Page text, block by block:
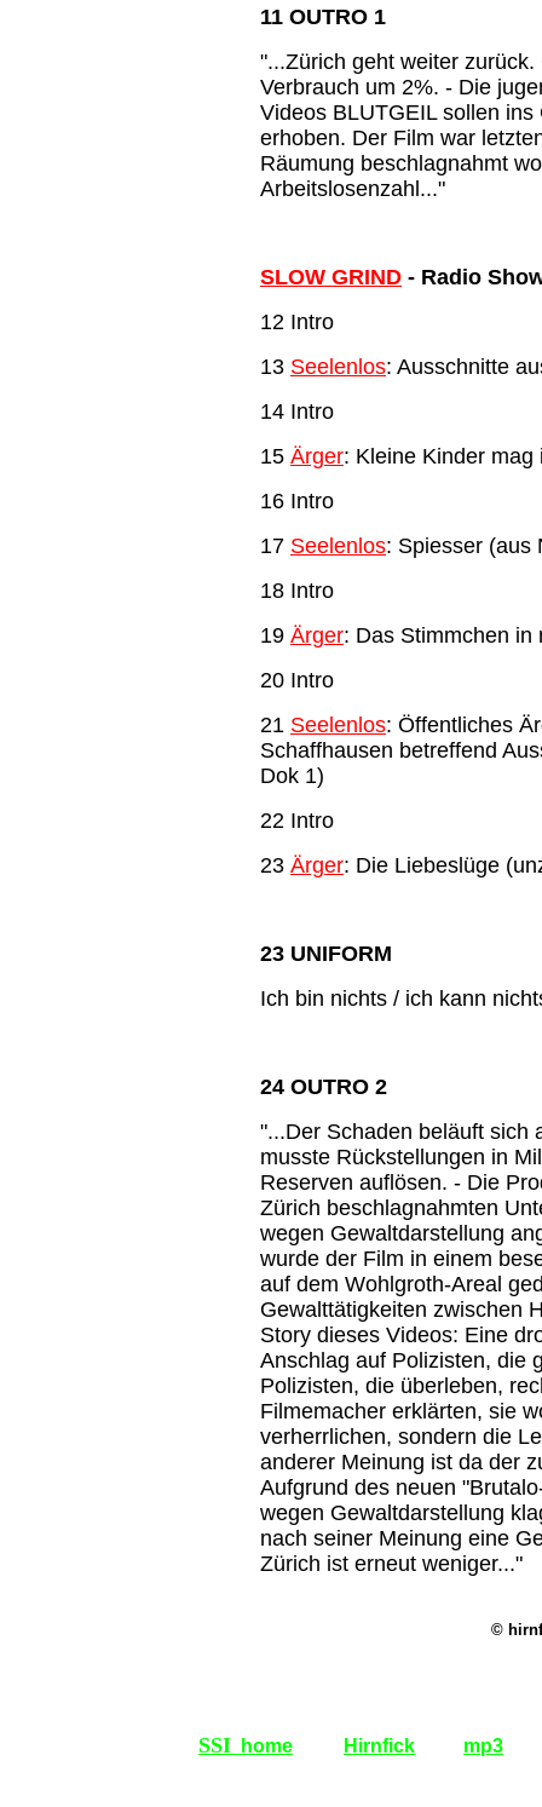
11 OUTRO 1
"...Zürich geht weiter
Verbrauch um 2%. - Die
Videos BLUTGEIL sollen
erhoben. Der Film war
Räumung beschlagnahmt
Arbeitslosenzahl..."
SLOW GRIND - Radio
12 Intro
13 Seelenlos: Ausschnitte
14 Intro
15 Ärger: Kleine Kinder mag
16 Intro
17 Seelenlos: Spiesser (aus
18 Intro
19 Ärger: Das Stimmchen in
20 Intro
21 Seelenlos: Öffentliches
Schaffhausen betreffend
Dok 1)
22 Intro
23 Ärger: Die Liebeslüge
23 UNIFORM
Ich bin nichts / ich kann
24 OUTRO 2
"...Der Schaden beläuft sich
musste Rückstellungen in
Reserven auflösen. - Die
Zürich beschlagnahmten
wegen Gewaltdarstellung
wurde der Film in einem
auf dem Wohlgroth-Areal
Gewalttätigkeiten zwischen
Story dieses Videos: Eine
Anschlag auf Polizisten, die
Polizisten, die überleben,
Filmemacher erklärten, sie
verherrlichen, sondern die
anderer Meinung ist da der
Aufgrund des neuen
wegen Gewaltdarstellung
nach seiner Meinung eine
Zürich ist erneut weniger..."
©
SSI home Hirnfick mp3